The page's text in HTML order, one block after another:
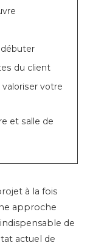
du client
valoriser votre
et salle de
à la fois
approche
de
actuel de